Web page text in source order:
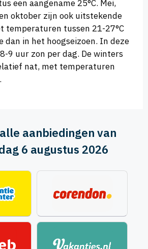
een aangename 25°C. Mei,
oktober zijn ook uitstekende
temperaturen tussen 21-27°C
dan in het hoogseizoen. In deze
9 uur zon per dag. De winters
nat, met temperaturen
aanbiedingen van
6 augustus 2026